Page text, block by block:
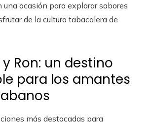
una ocasión para explorar sabores
de la cultura tabacalera de
Ron: un destino
para los amantes
más destacadas para